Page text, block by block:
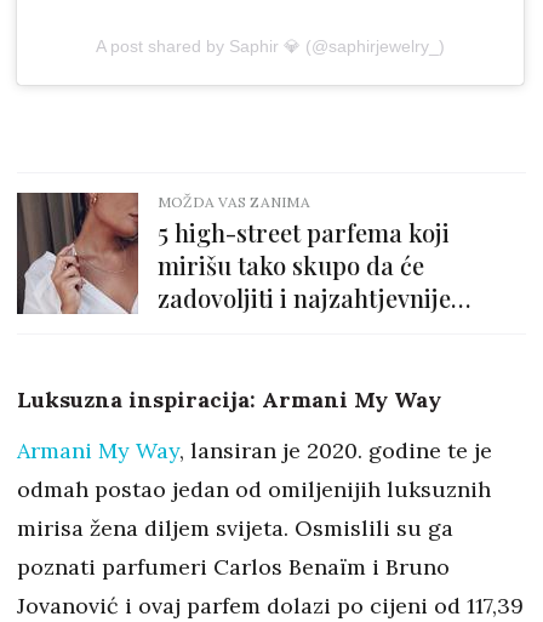
A post shared by Saphir 💎 (@saphirjewelry_)
MOŽDA VAS ZANIMA
5 high-street parfema koji
mirišu tako skupo da će
zadovoljiti i najzahtjevnije
Luksuzna inspiracija: Armani My Way
Armani My Way, lansiran je 2020. godine te je
odmah postao jedan od omiljenijih luksuznih
mirisa žena diljem svijeta. Osmislili su ga
poznati parfumeri Carlos Benaïm i Bruno
Jovanović i ovaj parfem dolazi po cijeni od 117,39